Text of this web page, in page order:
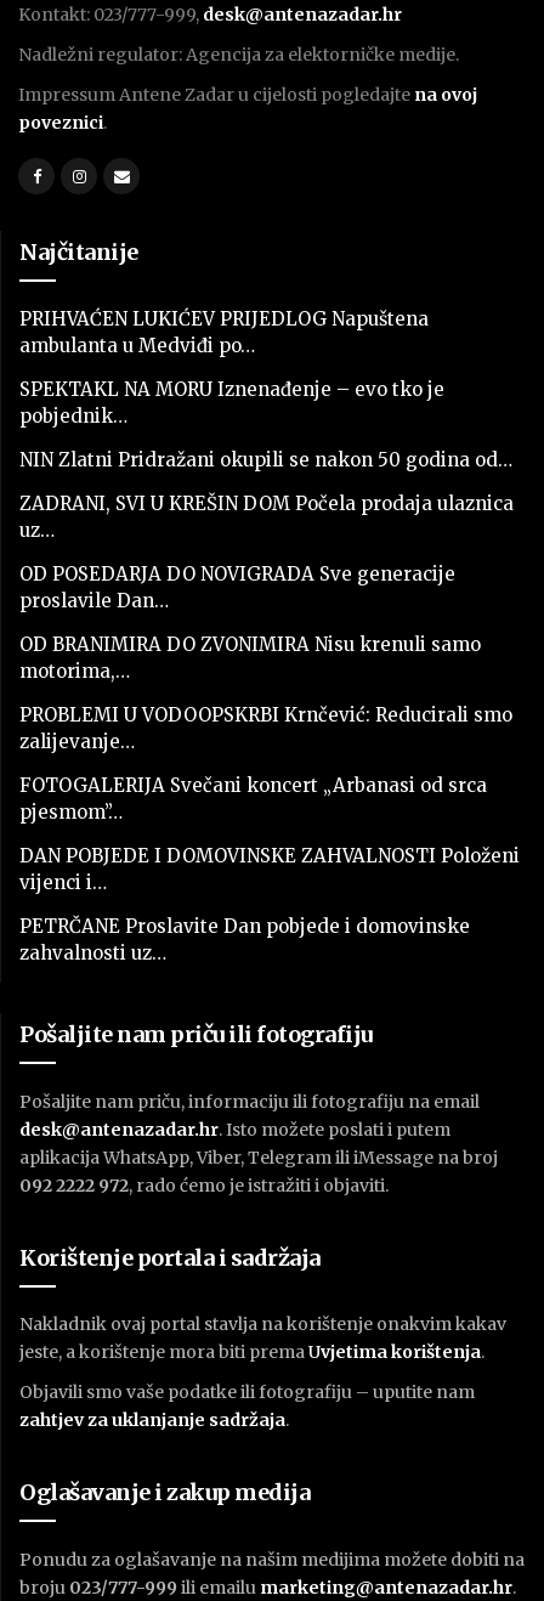
Kontakt: 023/777-999, desk@antenazadar.hr
Nadležni regulator: Agencija za elektorničke medije.
Impressum Antene Zadar u cijelosti pogledajte na ovoj
poveznici.
Najčitanije
PRIHVAĆEN LUKIĆEV PRIJEDLOG Napuštena
ambulanta u Medviđi po…
SPEKTAKL NA MORU Iznenađenje – evo tko je
pobjednik…
NIN Zlatni Pridražani okupili se nakon 50 godina od…
ZADRANI, SVI U KREŠIN DOM Počela prodaja ulaznica
uz…
OD POSEDARJA DO NOVIGRADA Sve generacije
proslavile Dan…
OD BRANIMIRA DO ZVONIMIRA Nisu krenuli samo
motorima,…
PROBLEMI U VODOOPSKRBI Krnčević: Reducirali smo
zalijevanje…
FOTOGALERIJA Svečani koncert „Arbanasi od srca
pjesmom”…
DAN POBJEDE I DOMOVINSKE ZAHVALNOSTI Položeni
vijenci i…
PETRČANE Proslavite Dan pobjede i domovinske
zahvalnosti uz…
Pošaljite nam priču ili fotografiju
Pošaljite nam priču, informaciju ili fotografiju na email
desk@antenazadar.hr. Isto možete poslati i putem
aplikacija WhatsApp, Viber, Telegram ili iMessage na broj
092 2222 972, rado ćemo je istražiti i objaviti.
Korištenje portala i sadržaja
Nakladnik ovaj portal stavlja na korištenje onakvim kakav
jeste, a korištenje mora biti premaUvjetima korištenja.
Objavili smo vaše podatke ili fotografiju – uputite nam
zahtjev za uklanjanje sadržaja.
Oglašavanje i zakup medija
Ponudu za oglašavanje na našim medijima možete dobiti na
broju 023/777-999 ili emailu marketing@antenazadar.hr.